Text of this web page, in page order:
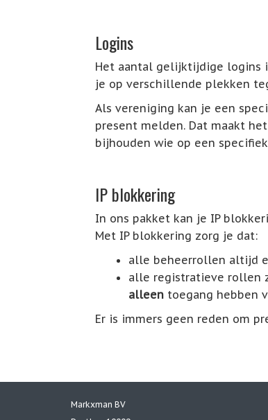
Logins
Het aantal gelijktijdige logins
je op verschillende plekken
Als vereniging kan je een
present melden. Dat maakt
bijhouden wie op een
IP blokkering
In ons pakket kan je IP
Met IP blokkering zorg je dat:
alle beheerrollen altijd
alle registratieve rollen
alleen toegang hebben
Er is immers geen reden om
Markxman BV